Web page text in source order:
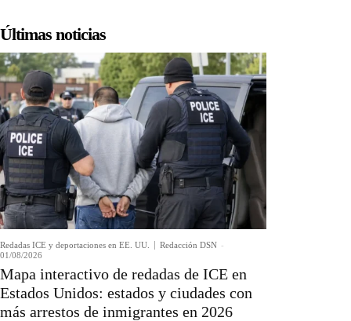
Últimas noticias
Redadas ICE y deportaciones en EE. UU. Redacción DSN -
01/08/2026
Mapa interactivo de redadas de ICE en
Estados Unidos: estados y ciudades con
más arrestos de inmigrantes en 2026